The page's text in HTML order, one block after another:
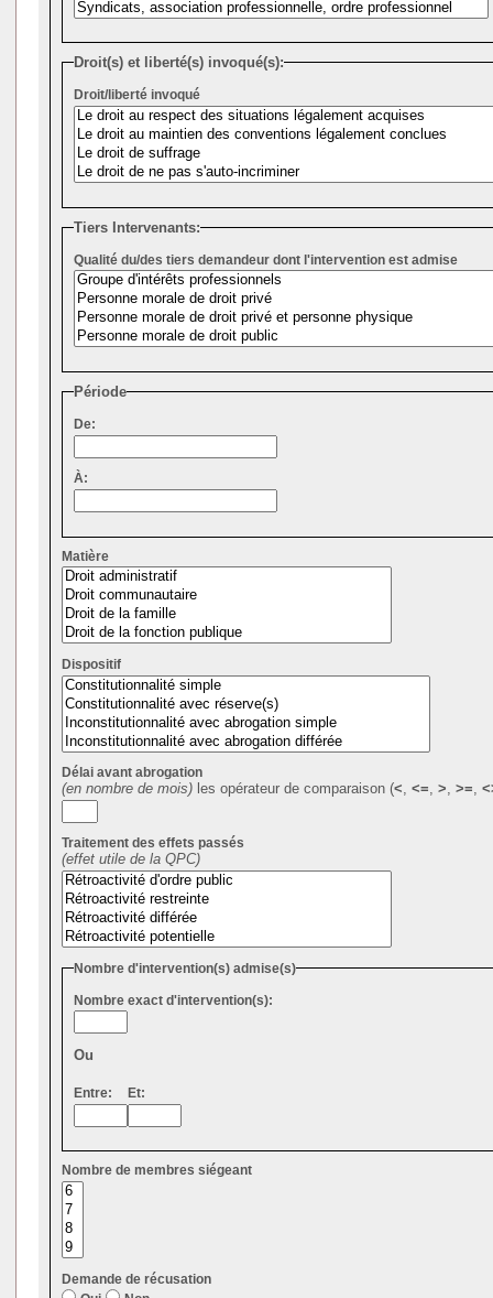
Droit(s) et liberté(s) invoqué(s):
Droit/liberté invoqué
Tiers Intervenants:
Qualité du/des tiers demandeur dont l'intervention est admise
Période
De:
À:
Matière
Dispositif
Délai avant abrogation
(en nombre de mois) les opérateur de comparaison (<, <=, >, >=,
Traitement des effets passés
(effet utile de la QPC)
Nombre d'intervention(s) admise(s)
Nombre exact d'intervention(s):
Ou
Entre: Et:
Nombre de membres siégeant
Demande de récusation